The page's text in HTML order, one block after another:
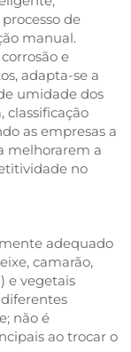
de
manual.
e
adapta-se a
umidade dos
classificação
as empresas a
melhorarem a
no
adequado
camarão,
e vegetais
não é
ao trocar o